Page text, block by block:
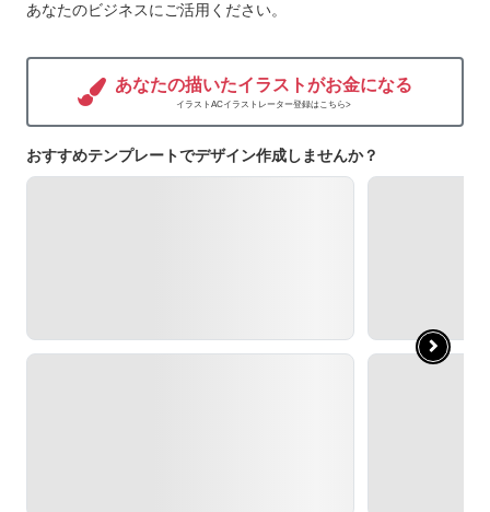
あなたのビジネスにご活用ください。
あなたの描いたイラストがお金になる
イラストACイラストレーター登録はこちら>
おすすめテンプレートでデザイン作成しませんか？